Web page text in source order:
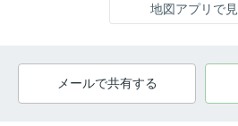
地図アプリで
メールで共有する